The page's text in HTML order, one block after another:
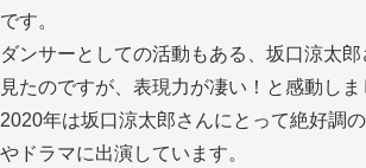
です。
ダンサーとしての活動もある、坂口涼太
見たのですが、表現力が凄い！と感動しま
2020年は坂口涼太郎さんにとって絶好調
やドラマに出演しています。